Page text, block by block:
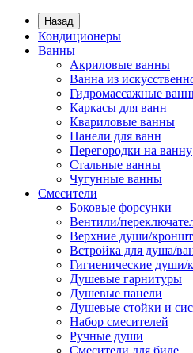
Назад
Кондиционеры
Ванны
Акриловые ванны
Ванна из
Гидромассажные
Каркасы для ванн
Квариловые ванны
Панели для ванн
Перегородки на ванну
Стальные ванны
Чугунные ванны
Смесители
Боковые форсунки
Вентили/
Верхние души/
Встройка для душа/
Гигиенические души/
Душевые гарнитуры
Душевые панели
Душевые стойки и
Набор смесителей
Ручные души
Смесители для биде